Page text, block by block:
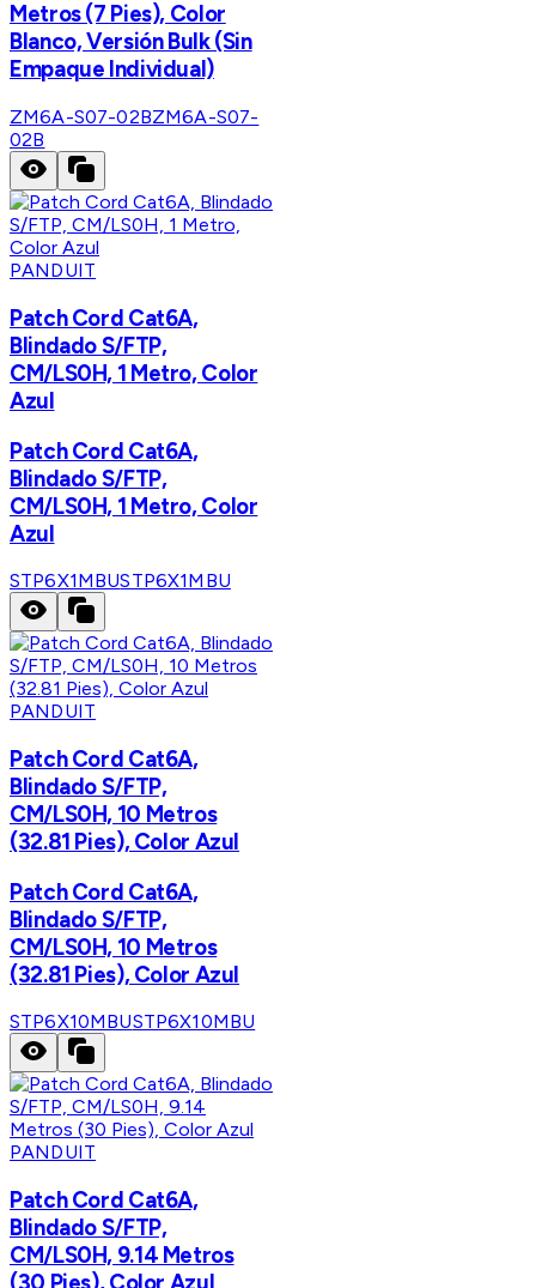
Metros (7 Pies), Color
Blanco, Versión Bulk (Sin
Empaque Individual)
ZM6A-S07-02BZM6A-S07-
02B
PANDUIT
Patch Cord Cat6A,
Blindado S/FTP,
CM/LS0H, 1 Metro, Color
Azul
Patch Cord Cat6A,
Blindado S/FTP,
CM/LS0H, 1 Metro, Color
Azul
STP6X1MBUSTP6X1MBU
PANDUIT
Patch Cord Cat6A,
Blindado S/FTP,
CM/LS0H, 10 Metros
(32.81 Pies), Color Azul
Patch Cord Cat6A,
Blindado S/FTP,
CM/LS0H, 10 Metros
(32.81 Pies), Color Azul
STP6X10MBUSTP6X10MBU
PANDUIT
Patch Cord Cat6A,
Blindado S/FTP,
CM/LS0H, 9.14 Metros